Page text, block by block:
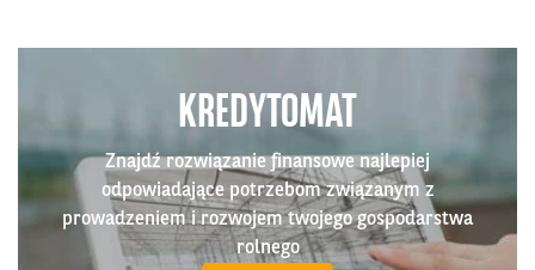
KREDYTOMAT
Znajdź rozwiązanie finansowe najlepiej
odpowiadające potrzebom związanym z
prowadzeniem i rozwojem twojego gospodarstwa
rolnego